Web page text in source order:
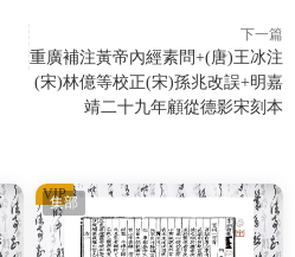
下一篇
重廣補注黃帝內經素問+(唐)王冰注
(宋)林億等校正(宋)孫兆改誤+明嘉
靖二十九年顧從德影宋刻本
集部
VIP